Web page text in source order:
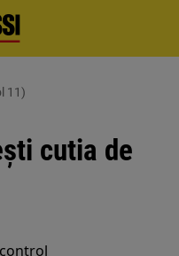
11)
cutia de